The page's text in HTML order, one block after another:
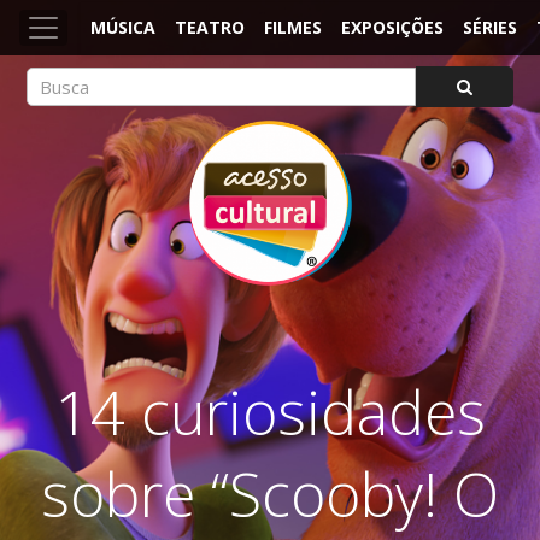
MÚSICA TEATRO FILMES EXPOSIÇÕES SÉRIES
ACESSO CULTURAL
Arte, Cultura Pop e Entretenimento
14 curiosidades
sobre “Scooby! O